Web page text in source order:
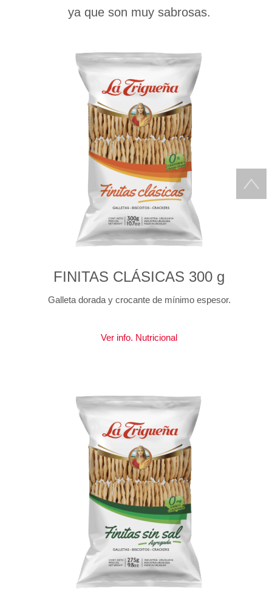
ya que son muy sabrosas.
FINITAS CLÁSICAS 300 g
Galleta dorada y crocante de mínimo espesor.
Ver info. Nutricional